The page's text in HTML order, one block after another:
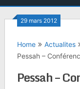
29 mars 2012
Home
Actualites
Pessah –
Pessah –